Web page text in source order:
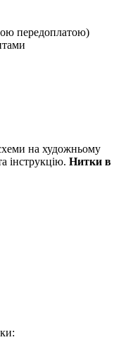
передоплатою)
на художньому
інструкцію. Нитки в